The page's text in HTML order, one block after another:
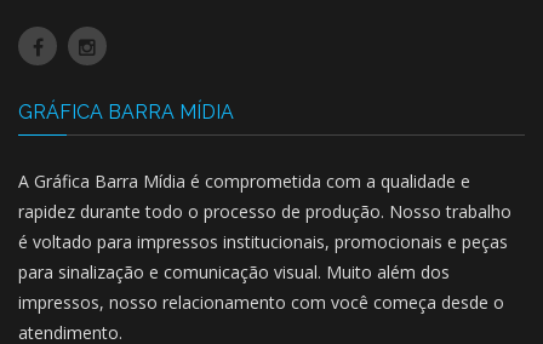
GRÁFICA BARRA MÍDIA
A Gráfica Barra Mídia é comprometida com a qualidade e
rapidez durante todo o processo de produção. Nosso trabalho
é voltado para impressos institucionais, promocionais e peças
para sinalização e comunicação visual. Muito além dos
impressos, nosso relacionamento com você começa desde o
atendimento.